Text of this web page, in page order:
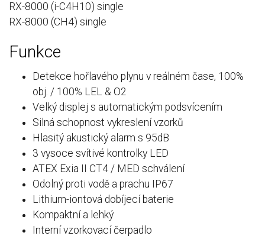
RX-8000 (i-C4H10) single
RX-8000 (CH4) single
Funkce
Detekce hořlavého plynu v reálném čase, 100%
obj. / 100% LEL & O2
Velký displej s automatickým podsvícením
Silná schopnost vykreslení vzorků
Hlasitý akustický alarm s 95dB
3 vysoce svítivé kontrolky LED
ATEX Exia II CT4 / MED schválení
Odolný proti vodě a prachu IP67
Lithium-iontová dobíjecí baterie
Kompaktní a lehký
Interní vzorkovací čerpadlo